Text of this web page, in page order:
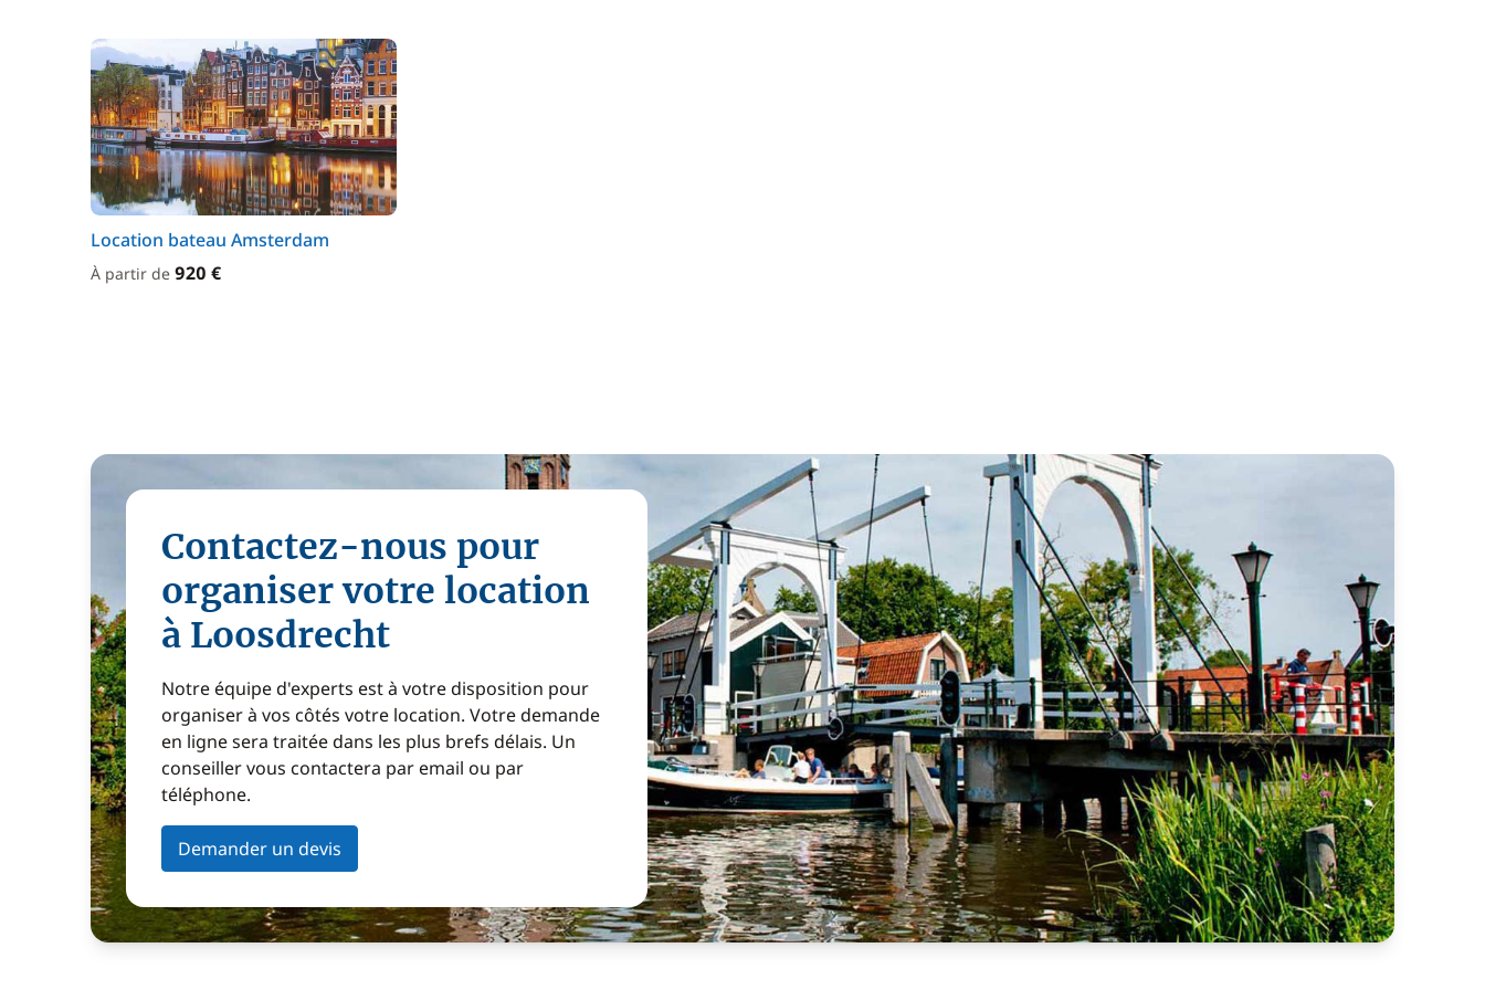
Location bateau Amsterdam
À partir de 920 €
Contactez-nous pour
organiser votre location
à Loosdrecht
Notre équipe d'experts est à votre disposition pour
organiser à vos côtés votre location. Votre demande
en ligne sera traitée dans les plus brefs délais. Un
conseiller vous contactera par email ou par
téléphone.
Demander un devis